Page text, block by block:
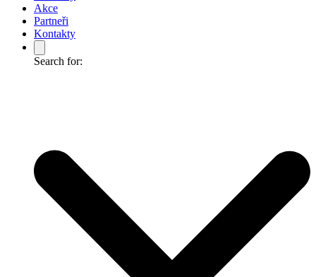
Akce
Partneři
Kontakty
Search for: